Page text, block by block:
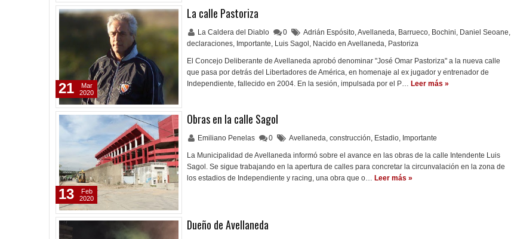
La calle Pastoriza
La Caldera del Diablo 0 Adrián Espósito,Avellaneda, Barrueco, Bochini, Daniel Seoane,
declaraciones, Importante, Luis Sagol , Nacido en Avellaneda, Pastoriza
El Concejo Deliberante de Avellaneda aprobó denominar "José Omar Pastoriza" a la nueva calle
que pasa por detrás del Libertadores de América, en homenaje al ex jugador y entrenador de
Independiente, fallecido en 2004. En la sesión, impulsada por el P… Leer más »
21
Mar
2020
Obras en la calle Sagol
Emiliano Penelas 0 Avellaneda, construcción, Estadio, Importante
La Municipalidad de Avellaneda informó sobre el avance en las obras de la calle Intendente Luis
Sagol. Se sigue trabajando en la apertura de calles para concretar la circunvalación en la zona de
los estadios de Independiente y racing, una obra que o… Leer más »
13
Feb
2020
Dueño de Avellaneda